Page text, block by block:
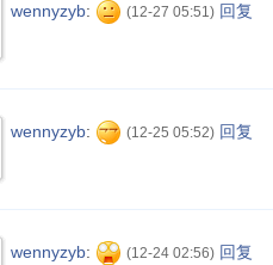
wennyzyb: (12-27 05:51) 回复
wennyzyb: (12-25 05:52) 回复
wennyzyb: (12-24 02:56) 回复